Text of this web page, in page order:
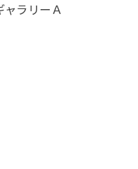
ラリーＡ